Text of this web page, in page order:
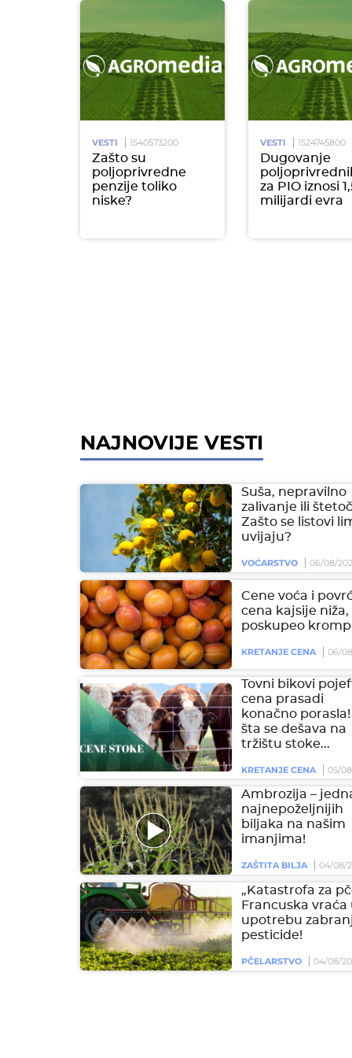
VESTI 1540573200
Zašto su
poljoprivredne
penzije toliko
niske?
VESTI 1524745800
Dugovanje
za PIO iznosi
milijardi evra
NAJNOVIJE VESTI
Suša, nepravilno
zalivanje ili
Zašto se listovi
uvijaju?
VOĆARSTVO 06/08/
Cene voća i
cena kajsije niža,
poskupeo
KRETANJE CENA 06/
Tovni bikovi
cena prasadi
konačno porasla!
šta se dešava na
tržištu stoke...
KRETANJE CENA 05/
Ambrozija –
najnepoželjnijih
biljaka na našim
imanjima!
ZAŠTITA BILJA 04/08/
„Katastrofa za
Francuska vraća
upotrebu
pesticide!
PČELARSTVO 04/08/